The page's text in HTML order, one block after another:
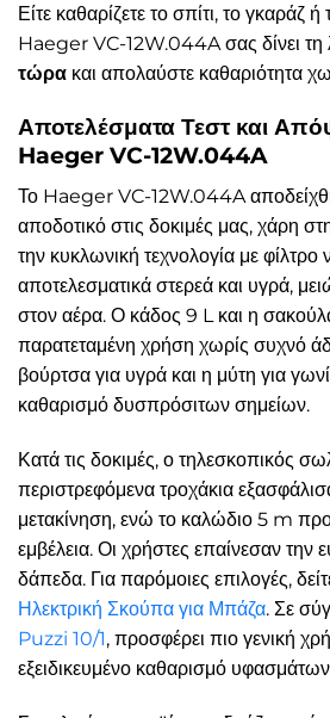
Είτε καθαρίζετε το σπίτι, το γκαράζ ή
Haeger VC-12W.044A σας δίνει τη
τώρα και απολαύστε καθαριότητα
Αποτελέσματα Τεστ και
Haeger VC-12W.044A
Το Haeger VC-12W.044A
αποδοτικό στις δοκιμές μας, χάρη
την κυκλωνική τεχνολογία με φίλτρο
αποτελεσματικά στερεά και υγρά,
στον αέρα. Ο κάδος 9 L και η
παρατεταμένη χρήση χωρίς συχνό
βούρτσα για υγρά και η μύτη για
καθαρισμό δυσπρόσιτων σημείων.
Κατά τις δοκιμές, ο τηλεσκοπικός
περιστρεφόμενα τροχάκια
μετακίνηση, ενώ το καλώδιο 5 m
εμβέλεια. Οι χρήστες επαίνεσαν την
δάπεδα. Για παρόμοιες επιλογές,
Ηλεκτρική Σκούπα για Μπάζα. Σε
Puzzi 10/1, προσφέρει πιο γενική
εξειδικευμένο καθαρισμό